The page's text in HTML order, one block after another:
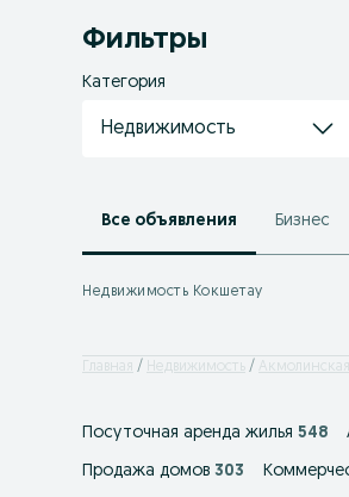
Фильтры
Категория
Недвижимость
Все объявления Бизнес
Недвижимость Кокшетау
Главная Недвижимость Акмолинская
Посуточная аренда жилья 548
Продажа домов 303